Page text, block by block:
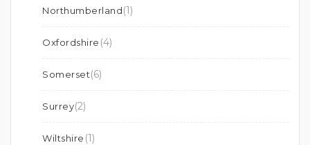
Northumberland(1)
Oxfordshire (4)
Somerset(6)
Surrey(2)
Wiltshire (1)